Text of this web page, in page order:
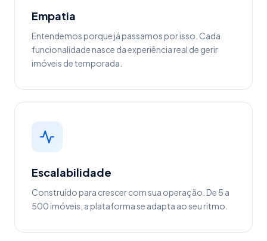
Empatia
Entendemos porque já passamos por isso. Cada
funcionalidade nasce da experiência real de gerir
imóveis de temporada.
Escalabilidade
Construído para crescer com sua operação. De 5 a
500 imóveis, a plataforma se adapta ao seu ritmo.